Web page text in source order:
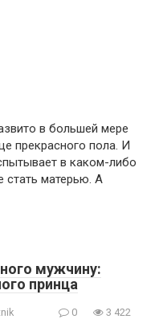
в большей мере
прекрасного пола. И
в каком-либо
стать матерью. А
мужчину:
принца
0 3 422